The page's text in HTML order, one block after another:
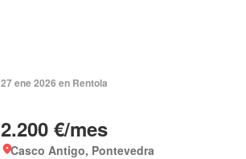
27 ene 2026 en Rentola
2.200 €/mes
Casco Antigo, Pontevedra